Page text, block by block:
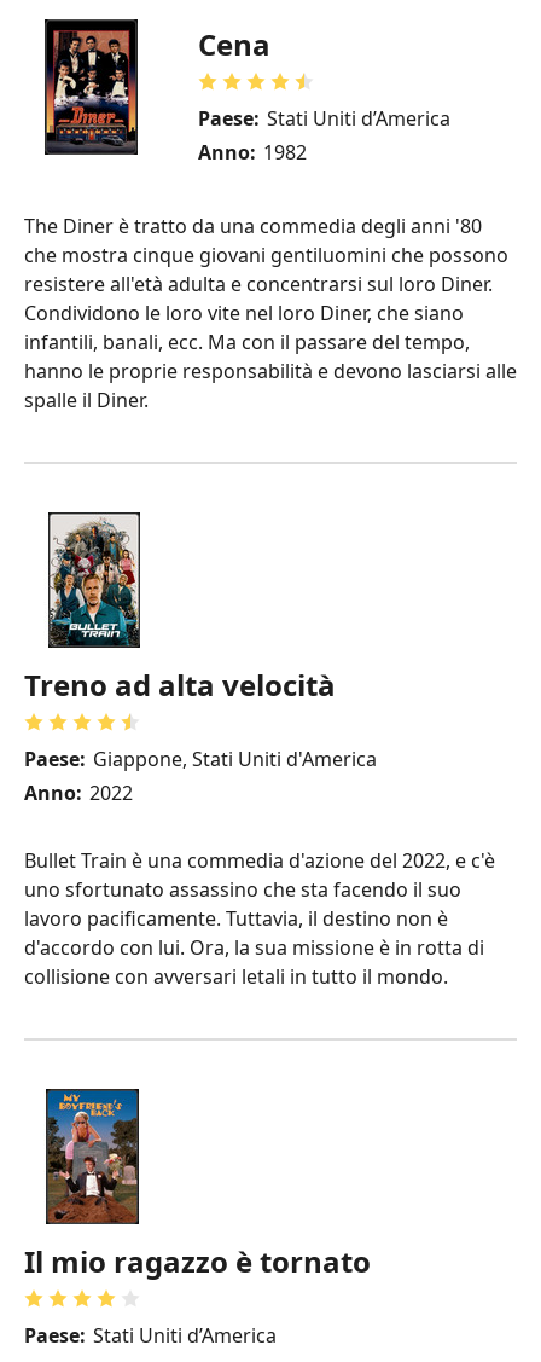
Cena
Paese: Stati Uniti d’America
Anno: 1982
The Diner è tratto da una commedia degli anni '80
che mostra cinque giovani gentiluomini che possono
resistere all'età adulta e concentrarsi sul loro Diner.
Condividono le loro vite nel loro Diner, che siano
infantili, banali, ecc. Ma con il passare del tempo,
hanno le proprie responsabilità e devono lasciarsi alle
spalle il Diner.
Treno ad alta velocità
Paese: Giappone, Stati Uniti d'America
Anno: 2022
Bullet Train è una commedia d'azione del 2022, e c'è
uno sfortunato assassino che sta facendo il suo
lavoro pacificamente. Tuttavia, il destino non è
d'accordo con lui. Ora, la sua missione è in rotta di
collisione con avversari letali in tutto il mondo.
Il mio ragazzo è tornato
Paese: Stati Uniti d’America